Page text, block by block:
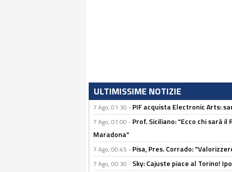
ULTIMISSIME NOTIZIE
7 Ago, 01:30 - PIF acquista Electronic Arts:
7 Ago, 01:00 - Prof. Siciliano: "Ecco chi sarà
Maradona"
7 Ago, 00:45 - Pisa, Pres. Corrado:
7 Ago, 00:30 - Sky: Cajuste piace al Torino!